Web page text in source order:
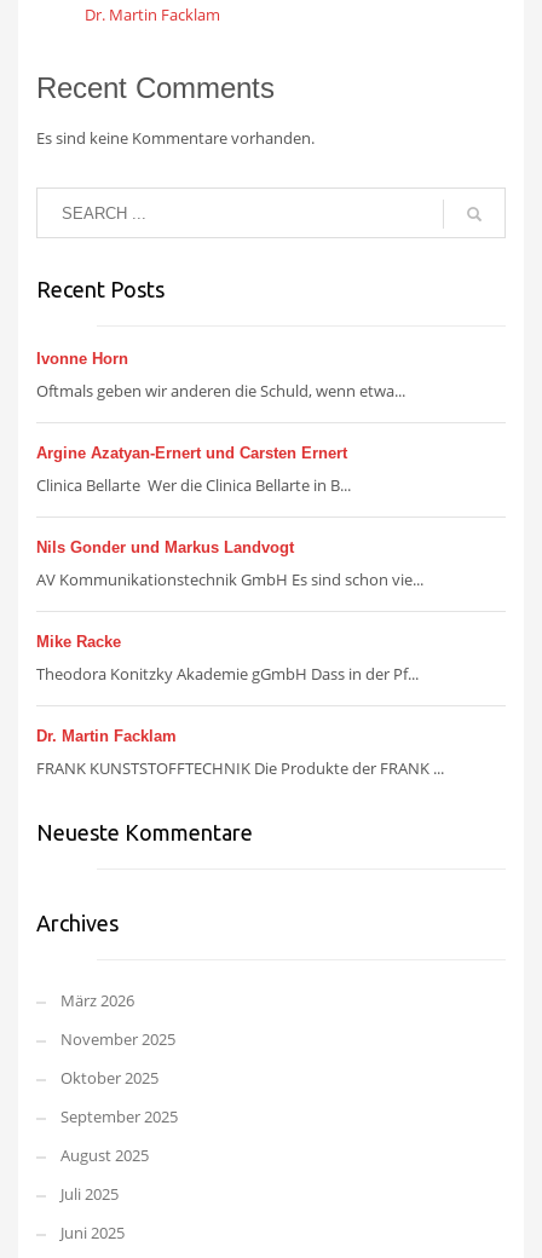
Dr. Martin Facklam
Recent Comments
Es sind keine Kommentare vorhanden.
Recent Posts
Ivonne Horn
Oftmals geben wir anderen die Schuld, wenn etwa...
Argine Azatyan-Ernert und Carsten Ernert
Clinica Bellarte Wer die Clinica Bellarte in B...
Nils Gonder und Markus Landvogt
AV Kommunikationstechnik GmbH Es sind schon vie...
Mike Racke
Theodora Konitzky Akademie gGmbH Dass in der Pf...
Dr. Martin Facklam
FRANK KUNSTSTOFFTECHNIK Die Produkte der FRANK ...
Neueste Kommentare
Archives
März 2026
November 2025
Oktober 2025
September 2025
August 2025
Juli 2025
Juni 2025